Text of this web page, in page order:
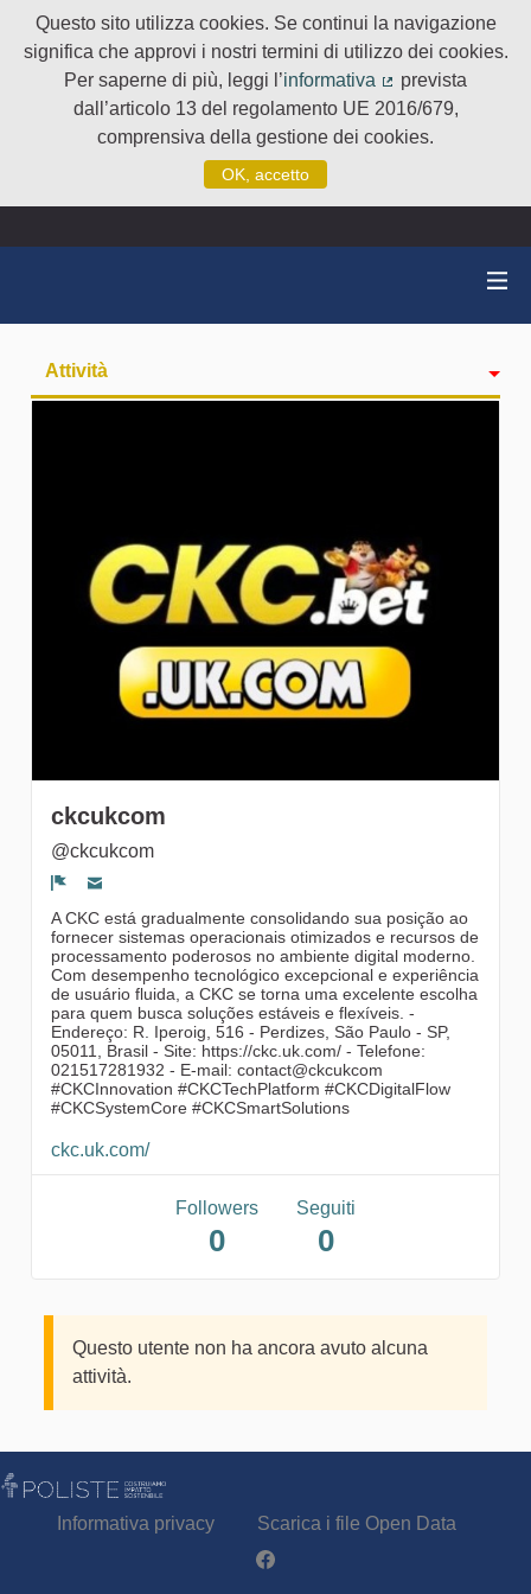
Questo sito utilizza cookies. Se continui la navigazione
significa che approvi i nostri termini di utilizzo dei cookies.
Per saperne di più, leggi l’informativa
(Collegamento
prevista
dall’articolo 13 del regolamento UE 2016/679,
comprensiva della gestione dei cookies.
OK, accetto
Attività
gruppi
ckcukcom
@ckcukcom
Segnala un problema
A CKC está gradualmente consolidando sua posição ao
fornecer sistemas operacionais otimizados e recursos de
processamento poderosos no ambiente digital moderno.
Com desempenho tecnológico excepcional e experiência
de usuário fluida, a CKC se torna uma excelente escolha
para quem busca soluções estáveis ​​e flexíveis. -
Endereço: R. Iperoig, 516 - Perdizes, São Paulo - SP,
05011, Brasil - Site: https://ckc.uk.com/ - Telefone:
021517281932 - E-mail: contact@ckcukcom
#CKCInnovation #CKCTechPlatform #CKCDigitalFlow
#CKCSystemCore #CKCSmartSolutions
ckc.uk.com/
Followers
0
Seguiti
0
Questo utente non ha ancora avuto alcuna
attività.
Informativa privacy
Scarica i file Open Data
Partecipa - Poliste su Facebook